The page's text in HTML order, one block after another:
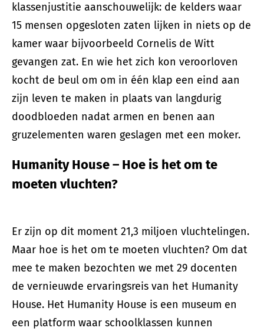
klassenjustitie aanschouwelijk: de kelders waar
15 mensen opgesloten zaten lijken in niets op de
kamer waar bijvoorbeeld Cornelis de Witt
gevangen zat. En wie het zich kon veroorloven
kocht de beul om om in één klap een eind aan
zijn leven te maken in plaats van langdurig
doodbloeden nadat armen en benen aan
gruzelementen waren geslagen met een moker.
Humanity House – Hoe is het om te
moeten vluchten?
Er zijn op dit moment 21,3 miljoen vluchtelingen.
Maar hoe is het om te moeten vluchten? Om dat
mee te maken bezochten we met 29 docenten
de vernieuwde ervaringsreis van het Humanity
House. Het Humanity House is een museum en
een platform waar schoolklassen kunnen